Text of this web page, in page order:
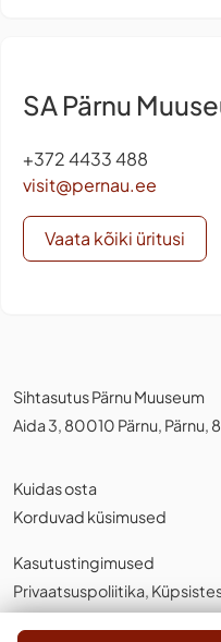
SA Pärnu
+372 4433 488
visit@pernau.ee
Vaata kõiki üritusi
Sihtasutus Pärnu Muuseum
Aida 3, 80010 Pärnu, Pärnu,
Kuidas osta
Korduvad küsimused
Kasutustingimused
Privaatsuspoliitika,